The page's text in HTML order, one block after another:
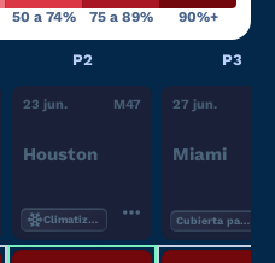
50 a 74% 75 a 89% 90%+
P2 P3
23 jun. M47
Houston
Climatizado
27 jun.
Miami
Cubierta parcial